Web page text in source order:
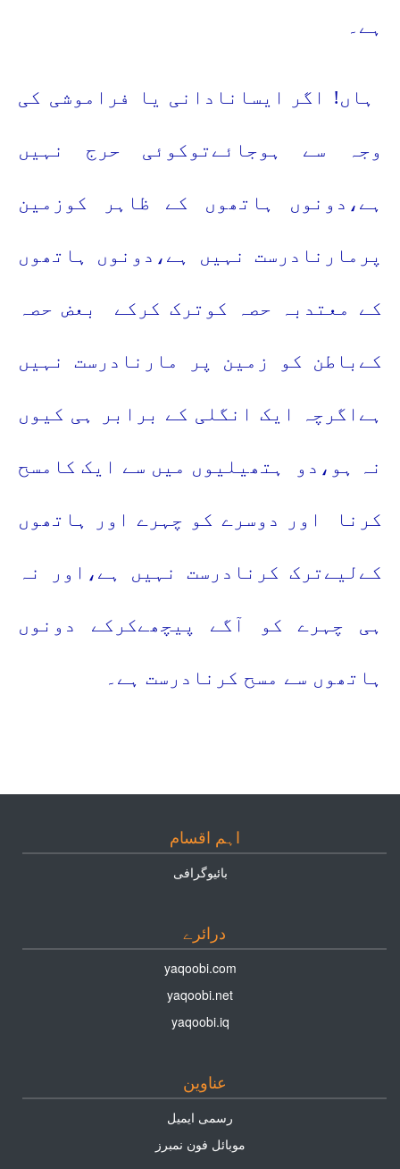
ہے۔
ہاں! اگر ایسانادانی یا فراموشی کی
وجہ سے ہوجائےتوکوئی حرج نہیں
ہے،دونوں ہاتھوں کے ظاہر کوزمین
پرمارنادرست نہیں ہے،دونوں ہاتھوں
کے معتدبہ حصہ کوترک کرکے بعض حصہ
کےباطن کو زمین پر مارنادرست نہیں
ہےاگرچہ ایک انگلی کے برابر ہی کیوں
نہ ہو،دو ہتھیلیوں میں سے ایک کامسح
کرنا اور دوسرے کو چہرے اور ہاتھوں
کےلیےترک کرنادرست نہیں ہے،اور نہ
ہی چہرے کو آگے پیچھےکرکے دونوں
ہاتھوں سے مسح کرنادرست ہے۔
اہم اقسام
بائيوگرافى
درائرے
yaqoobi.com
yaqoobi.net
yaqoobi.iq
عناوين
رسمى ايميل
موبائل فون نمبرز